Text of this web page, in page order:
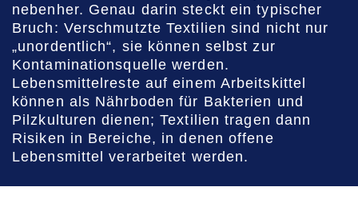
nebenher. Genau darin steckt ein typischer
Bruch: Verschmutzte Textilien sind nicht nur
„unordentlich“, sie können selbst zur
Kontaminationsquelle werden.
Lebensmittelreste auf einem Arbeitskittel
können als Nährboden für Bakterien und
Pilzkulturen dienen; Textilien tragen dann
Risiken in Bereiche, in denen offene
Lebensmittel verarbeitet werden.